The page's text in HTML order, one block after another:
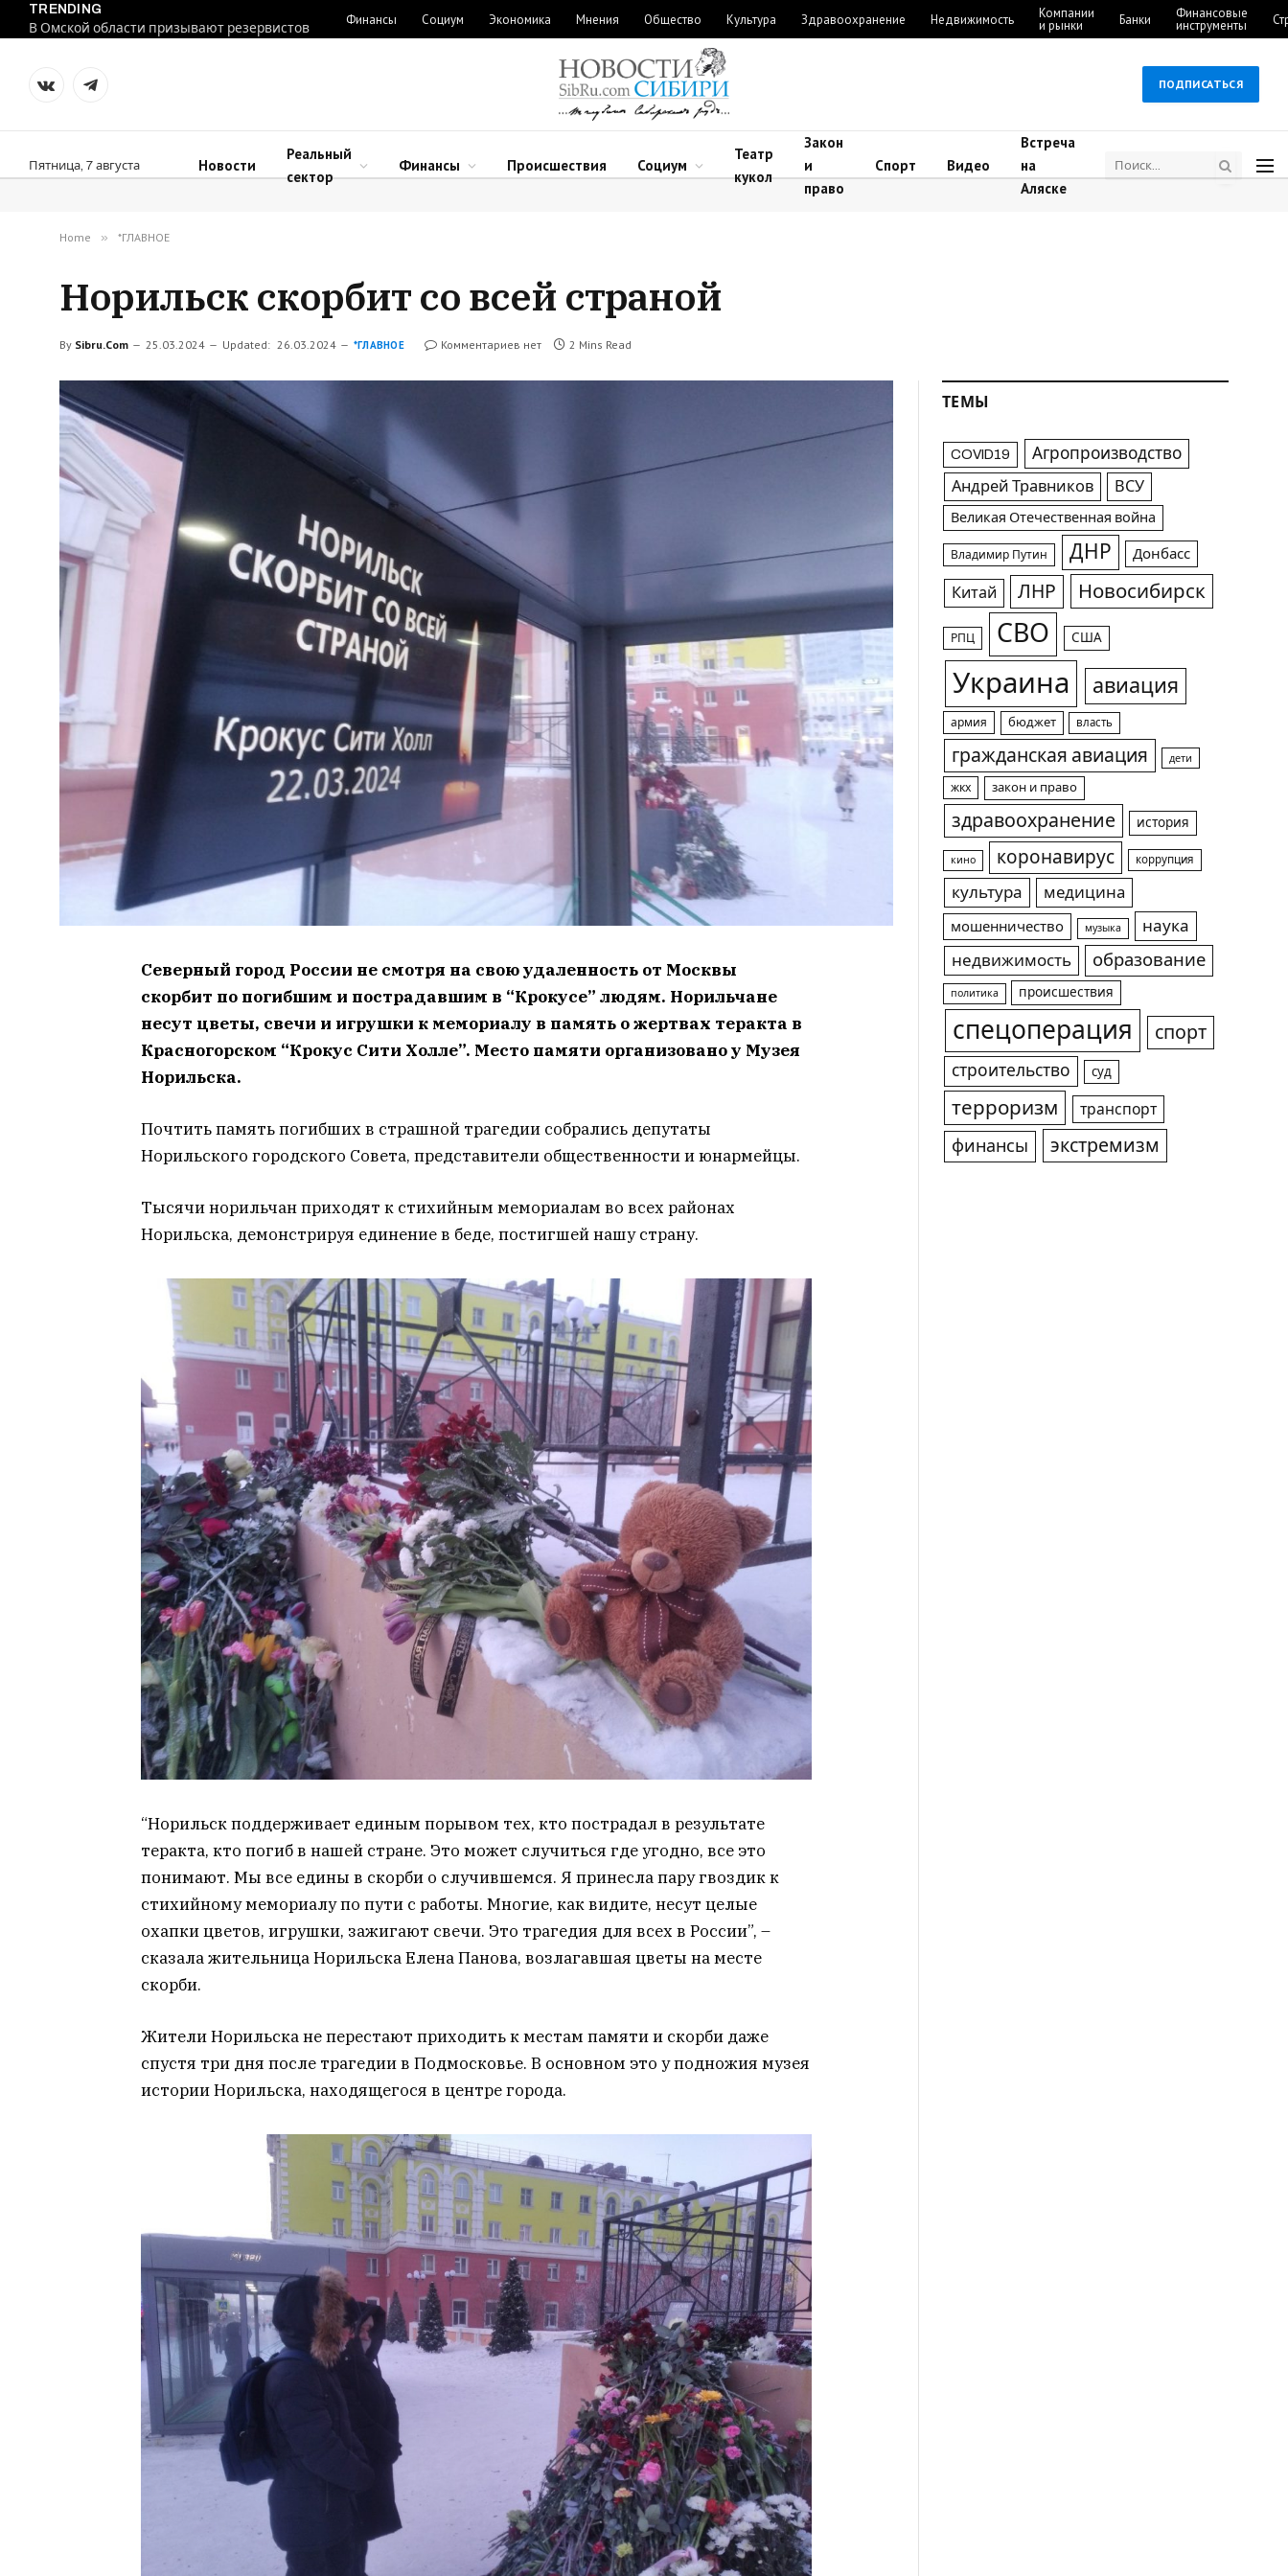
TRENDING
В Омской области призывают резервистов
Финансы Социум Экономика Мнения Общество Культура Здравоохранение Недвижимость Компании
и рынки Банки Финансовые
инструменты
VKontakteTelegram
ПОДПИСАТЬСЯ
Пятница, 7 августа Новости
Реальный
сектор
Финансы Происшествия Социум
Театр
кукол
Закон
и
право
Спорт Видео
Встреча
на
Аляске
Home » *ГЛАВНОЕ
Норильск скорбит со всей страной
By Sibru.Com 25.03.2024 Updated: 26.03.2024 *ГЛАВНОЕ Комментариев нет 2 Mins Read
Северный город России не смотря на свою удаленность от Москвы
скорбит по погибшим и пострадавшим в “Крокусе” людям. Норильчане
несут цветы, свечи и игрушки к мемориалу в память о жертвах теракта в
Красногорском “Крокус Сити Холле”. Место памяти организовано у Музея
Норильска.
Почтить память погибших в страшной трагедии собрались депутаты
Норильского городского Совета, представители общественности и юнармейцы.
Тысячи норильчан приходят к стихийным мемориалам во всех районах
Норильска, демонстрируя единение в беде, постигшей нашу страну.
“Норильск поддерживает единым порывом тех, кто пострадал в результате
теракта, кто погиб в нашей стране. Это может случиться где угодно, все это
понимают. Мы все едины в скорби о случившемся. Я принесла пару гвоздик к
стихийному мемориалу по пути с работы. Многие, как видите, несут целые
охапки цветов, игрушки, зажигают свечи. Это трагедия для всех в России”, –
сказала жительница Норильска Елена Панова, возлагавшая цветы на месте
скорби.
Жители Норильска не перестают приходить к местам памяти и скорби даже
спустя три дня после трагедии в Подмосковье. В основном это у подножия музея
истории Норильска, находящегося в центре города.
ТЕМЫ
COVID19 Агропроизводство
Андрей Травников ВСУ
Великая Отечественная война
Владимир Путин ДНР Донбасс
Китай ЛНР Новосибирск
РПЦ СВО США
Украина авиация
армия бюджет власть
гражданская авиация дети
жкх закон и право
здравоохранение история
кино коронавирус коррупция
культура медицина
мошенничество музыка
наука
недвижимость
образование
политика происшествия
спецоперация спорт
строительство суд
терроризм транспорт
финансы экстремизм